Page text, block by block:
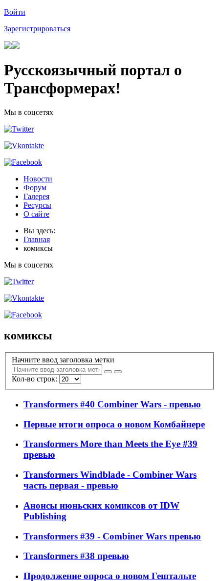
Войти
Зарегистрироваться
Русскоязычный портал о
Трансформерах!
Мы в соцсетях
Новости
Форум
Галерея
Ресурсы
О сайте
Вы здесь:
Главная
комиксы
Мы в соцсетях
комиксы
Начните ввод заголовка метки
Кол-во строк:
Transformers #40 Combiner Wars - превью
Первые итоги опроса о новом Комбайнере
Transformers More than Meets the Eye #39
превью
Transformers Windblade - Combiner Wars
часть первая - превью
Анонсы июньских комиксов от IDW
Publishing
Transformers #39 - Combiner Wars превью
Transformers #38 превью
Продолжение опроса о новом Гештальте